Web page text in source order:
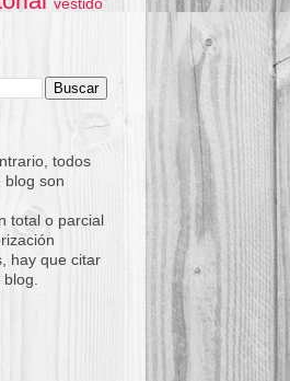
vestido
todos
blog son
total o parcial
hay que citar
blog.